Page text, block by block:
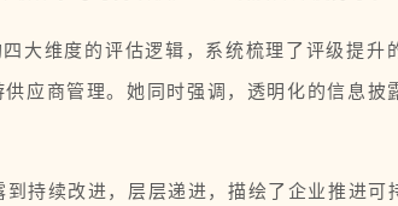
维度的评估逻辑，系统梳理了评级提升
应商管理。她同时强调，透明化的信息披
续改进，层层递进，描绘了企业推进可